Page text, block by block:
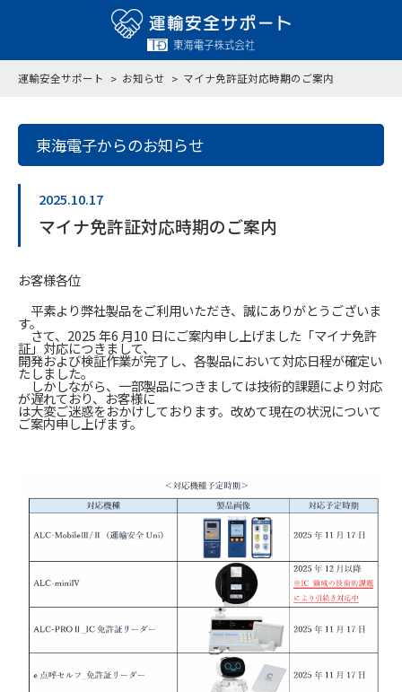
運輸安全サポート お知らせ マイナ免許証対応時期のご案内
東海電子からのお知らせ
2025.10.17
マイナ免許証対応時期のご案内
お客様各位
平素より弊社製品をご利用いただき、誠にありがとうございま
す。
さて、2025 年6 月10 日にご案内申し上げました「マイナ免許
証」対応につきまして、
開発および検証作業が完了し、各製品において対応日程が確定い
たしました。
しかしながら、一部製品につきましては技術的課題により対応
が遅れており、お客様に
は大変ご迷惑をおかけしております。改めて現在の状況について
ご案内申し上げます。